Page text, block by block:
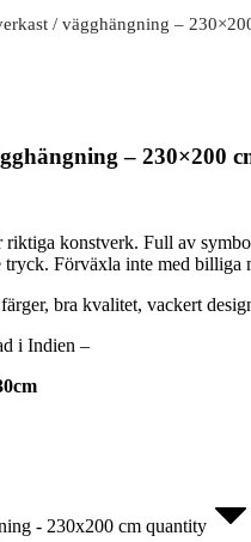
/ vägghängning –
– 230×200
riktiga konstverk. Full av
Förväxla inte med billiga
bra kvalitet, vackert
i Indien –
- 230x200 cm quantity